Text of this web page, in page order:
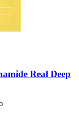
Real Deep